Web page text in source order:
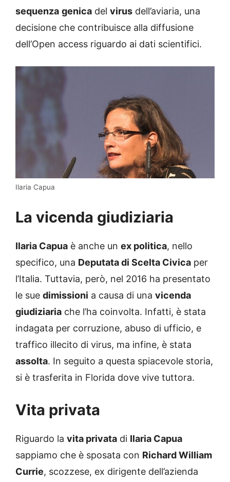
sequenza genica del virus dell’aviaria, una
decisione che contribuisce alla diffusione
dell’Open access riguardo ai dati scientifici.
Ilaria Capua
La vicenda giudiziaria
Ilaria Capua è anche un ex politica, nello
specifico, una Deputata di Scelta Civica per
l’Italia. Tuttavia, però, nel 2016 ha presentato
le sue dimissioni a causa di una vicenda
giudiziaria che l’ha coinvolta. Infatti, è stata
indagata per corruzione, abuso di ufficio, e
traffico illecito di virus, ma infine, è stata
assolta. In seguito a questa spiacevole storia,
si è trasferita in Florida dove vive tuttora.
Vita privata
Riguardo la vita privata di Ilaria Capua
sappiamo che è sposata con Richard William
Currie, scozzese, ex dirigente dell’azienda